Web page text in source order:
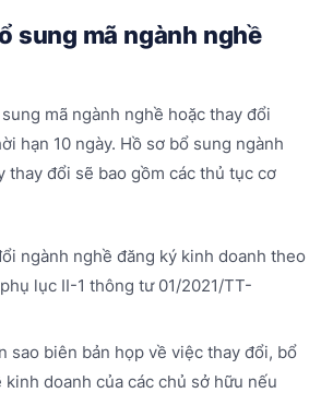
sung mã ngành nghề
mã ngành nghề hoặc thay đổi
hạn 10 ngày. Hồ sơ bổ sung ngành
thay đổi sẽ bao gồm các thủ tục cơ
ngành nghề đăng ký kinh doanh theo
lục II-1 thông tư 01/2021/TT-
sao biên bản họp về việc thay đổi, bổ
doanh của các chủ sở hữu nếu